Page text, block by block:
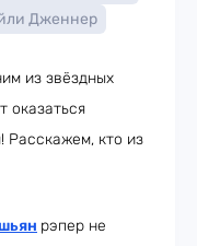
Дженнер
из звёздных
оказаться
Расскажем, кто из
рэпер не